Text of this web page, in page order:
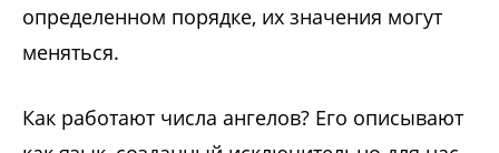
определенном порядке, их значения могут
меняться.
Как работают числа ангелов? Его описывают